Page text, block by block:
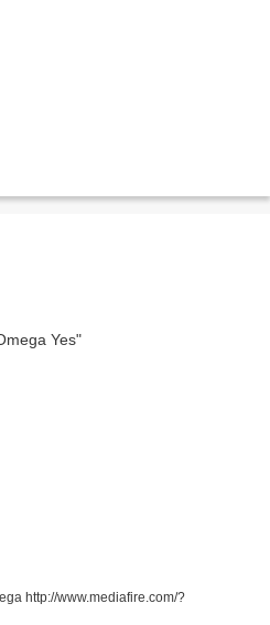
http://www.mediafire.com/?